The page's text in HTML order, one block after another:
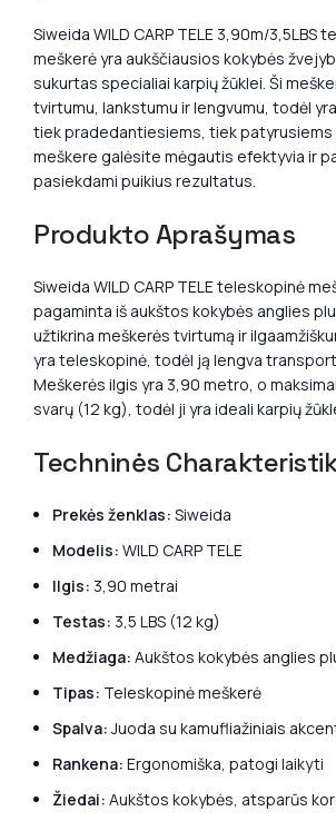
Siweida WILD CARP TELE 3,90m/3,5LBS
meškerė yra aukščiausios kokybės
sukurtas specialiai karpių žūklei. Ši
tvirtumu, lankstumu ir lengvumu, todėl
tiek pradedantiesiems, tiek patyrusiems
meškere galėsite mėgautis efektyvia ir
pasiekdami puikius rezultatus.
Produkto Aprašymas
Siweida WILD CARP TELE teleskopinė
pagaminta iš aukštos kokybės anglies
užtikrina meškerės tvirtumą ir
yra teleskopinė, todėl ją lengva
Meškerės ilgis yra 3,90 metro, o
svarų (12 kg), todėl ji yra ideali karpių
Techninės
Prekės ženklas: Siweida
Modelis: WILD CARP TELE
Ilgis: 3,90 metrai
Testas: 3,5 LBS (12 kg)
Medžiaga: Aukštos kokybės anglies
Tipas: Teleskopinė meškerė
Spalva:Juoda su kamufliažiniais
Rankena: Ergonomiška, patogi laikyti
Žiedai: Aukštos kokybės, atsparūs